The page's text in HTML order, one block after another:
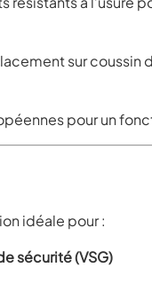
sur coussin
pour un
idéale pour :
sécurité (VSG)